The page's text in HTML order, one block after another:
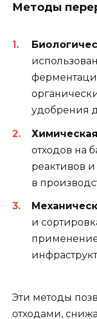
Методы
удобрения
отходов на
реактивов
в
и
Эти методы
отходами,